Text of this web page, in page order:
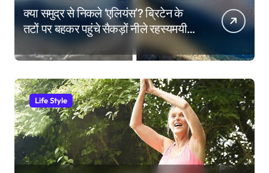
क्या समुद्र से निकले ‘एलियंस’? ब्रिटेन के
तटों पर बहकर पहुंचे सैकड़ों नीले रहस्यमयी
Life Style